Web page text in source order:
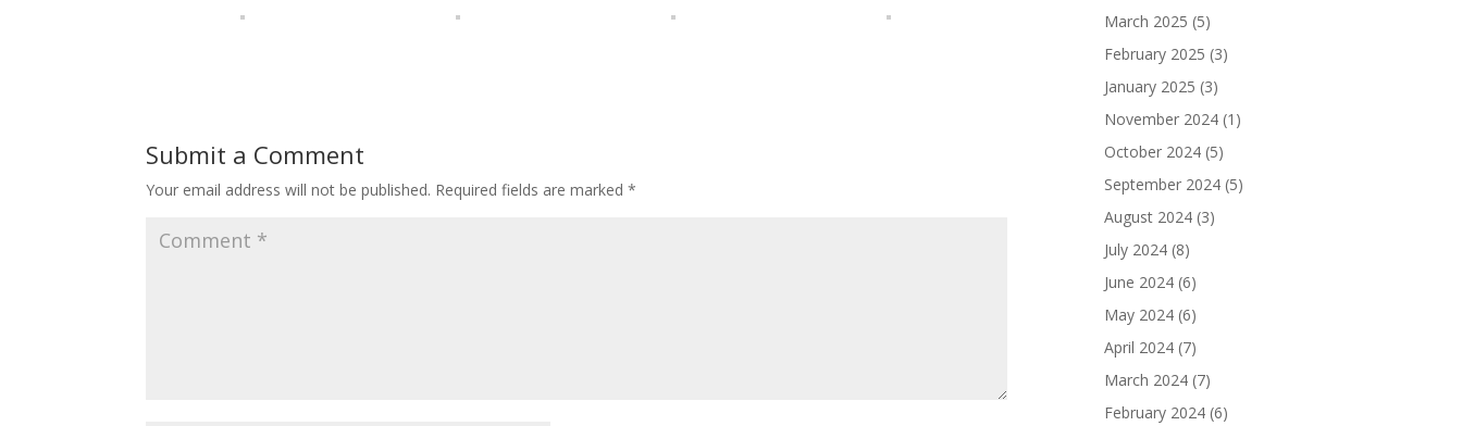
Submit a Comment
Your email address will not be published. Required fields are marked*
March 2025 (5)
February 2025 (3)
January 2025 (3)
November 2024 (1)
October 2024 (5)
September 2024 (5)
August 2024 (3)
July 2024 (8)
June 2024 (6)
May 2024 (6)
April 2024 (7)
March 2024 (7)
February 2024 (6)